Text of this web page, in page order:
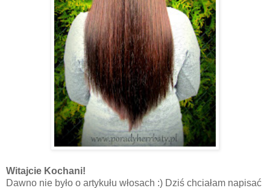
Witajcie Kochani!
Dawno nie było o artykułu włosach :) Dziś chciałam napisać